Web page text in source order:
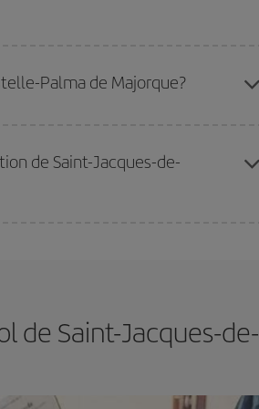
Palma de Majorque?
de Saint-Jacques-de-
de Saint-Jacques-de-